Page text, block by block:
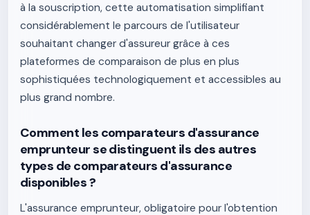
à la souscription, cette automatisation simplifiant
considérablement le parcours de l'utilisateur
souhaitant changer d'assureur grâce à ces
plateformes de comparaison de plus en plus
sophistiquées technologiquement et accessibles au
plus grand nombre.
Comment les comparateurs d'assurance
emprunteur se distinguent ils des autres
types de comparateurs d'assurance
disponibles ?
L'assurance emprunteur, obligatoire pour l'obtention